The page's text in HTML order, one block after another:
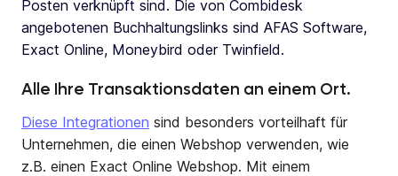
Posten verknüpft sind. Die von Combidesk
angebotenen Buchhaltungslinks sind AFAS Software,
Exact Online, Moneybird oder Twinfield.
Alle Ihre Transaktionsdaten an einem Ort.
Diese Integrationen sind besonders vorteilhaft für
Unternehmen, die einen Webshop verwenden, wie
z.B. einen Exact Online Webshop. Mit einem